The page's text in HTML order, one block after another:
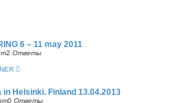
6 – 11 may 2011
2 Ответы
Helsinki. Finland 13.04.2013
0 Ответы